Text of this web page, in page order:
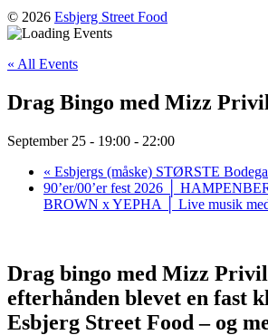
© 2026 Esbjerg Street Food
« All Events
Drag Bingo med Mizz
September 25 - 19:00 - 22:00
« Esbjergs (måske) STØRSTE
90’er/00’er fest 2026 │
BROWN x YEPHA │ Live musik med
Drag bingo med Mizz
efterhånden blevet en fast
Esbjerg Street Food – og